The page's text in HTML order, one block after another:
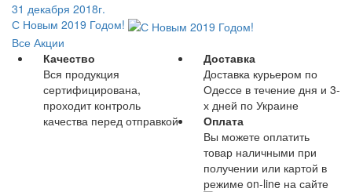
31 декабря 2018г.
С Новым 2019 Годом!
Все Акции
Качество
Вся продукция
сертифицирована,
проходит контроль
качества перед отправкой
Доставка
Доставка курьером по
Одессе в течение дня и 3-
х дней по Украине
Оплата
Вы можете оплатить
товар наличными при
получении или картой в
режиме on-line на сайте